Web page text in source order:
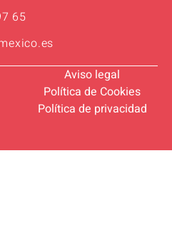
65
Aviso legal
Política de Cookies
Política de privacidad